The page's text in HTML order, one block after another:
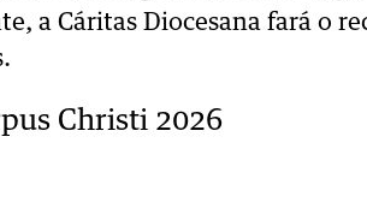
a Cáritas Diocesana fará o
Christi 2026